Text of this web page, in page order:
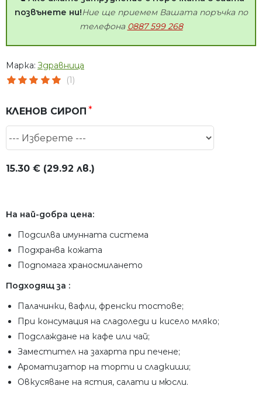
позвънете ни!Ние ще приемем Вашата поръчка по
телефона 0887 599 268
Марка: Здравница
(1)
15.30 € (29.92 лв.)
КЛЕНОВ СИРОП
На най-добра цена:
Подсилва имунната система
Подхранва кожата
Подпомага храносмилането
Подходящ за :
Палачинки, вафли, френски тостове;
При консумация на сладоледи и кисело мляко;
Подслаждане на кафе или чай;
Заместител на захарта при печене;
Ароматизатор на торти и сладкиши;
Овкусяване на ястия, салати и мюсли.